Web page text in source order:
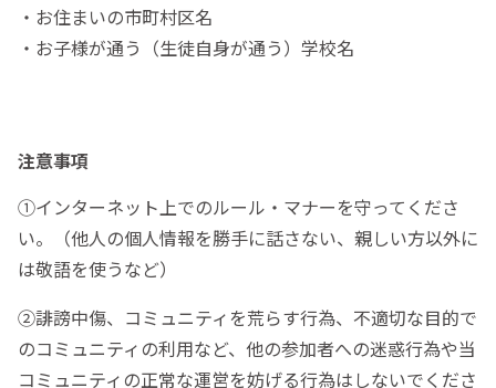
・お住まいの市町村区名
・お子様が通う（生徒自身が通う）学校名
注意事項
①インターネット上でのルール・マナーを守ってくださ
い。（他人の個人情報を勝手に話さない、親しい方以外に
は敬語を使うなど）
②誹謗中傷、コミュニティを荒らす行為、不適切な目的で
のコミュニティの利用など、他の参加者への迷惑行為や当
コミュニティの正常な運営を妨げる行為はしないでくださ